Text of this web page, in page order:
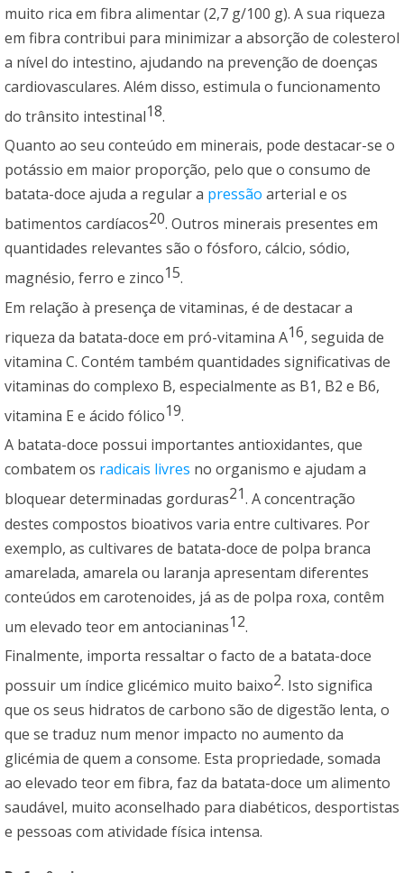
muito rica em fibra alimentar (2,7 g/100 g). A sua riqueza
em fibra contribui para minimizar a absorção de colesterol
a nível do intestino, ajudando na prevenção de doenças
cardiovasculares. Além disso, estimula o funcionamento
do trânsito intestinal18.
Quanto ao seu conteúdo em minerais, pode destacar-se o
potássio em maior proporção, pelo que o consumo de
batata-doce ajuda a regular a pressão arterial e os
batimentos cardíacos20. Outros minerais presentes em
quantidades relevantes são o fósforo, cálcio, sódio,
magnésio, ferro e zinco15.
Em relação à presença de vitaminas, é de destacar a
riqueza da batata-doce em pró-vitamina A16, seguida de
vitamina C. Contém também quantidades significativas de
vitaminas do complexo B, especialmente as B1, B2 e B6,
vitamina E e ácido fólico19.
A batata-doce possui importantes antioxidantes, que
combatem os radicais livres no organismo e ajudam a
bloquear determinadas gorduras21. A concentração
destes compostos bioativos varia entre cultivares. Por
exemplo, as cultivares de batata-doce de polpa branca
amarelada, amarela ou laranja apresentam diferentes
conteúdos em carotenoides, já as de polpa roxa, contêm
um elevado teor em antocianinas12.
Finalmente, importa ressaltar o facto de a batata-doce
possuir um índice glicémico muito baixo2. Isto significa
que os seus hidratos de carbono são de digestão lenta, o
que se traduz num menor impacto no aumento da
glicémia de quem a consome. Esta propriedade, somada
ao elevado teor em fibra, faz da batata-doce um alimento
saudável, muito aconselhado para diabéticos, desportistas
e pessoas com atividade física intensa.